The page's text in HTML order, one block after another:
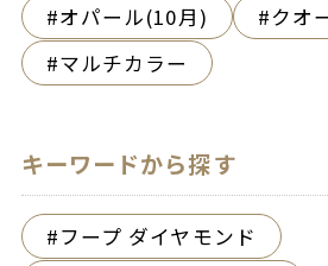
オパール(10月)
クオ
マルチカラー
キーワードから探す
フープ ダイヤモンド